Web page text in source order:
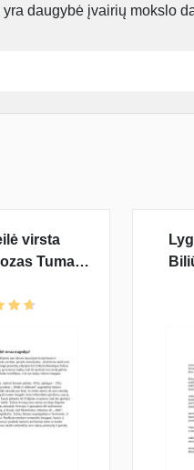
daugybė įvairių mokslo
virsta
Tumas-